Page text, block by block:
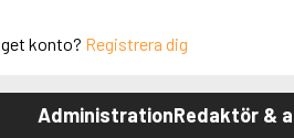
konto? Registrera dig
AdministrationRedaktör &